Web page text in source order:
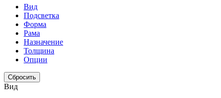
Вид
Подсветка
Форма
Рама
Назначение
Толщина
Опции
Сбросить
Вид